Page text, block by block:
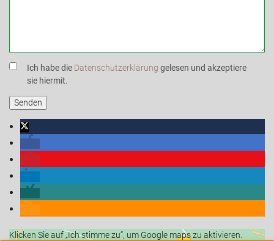
Ich habe die Datenschutzerklärung gelesen und akzeptiere
sie hiermit.
Klicken Sie auf „Ich stimme zu“, um Google maps zu aktivieren.